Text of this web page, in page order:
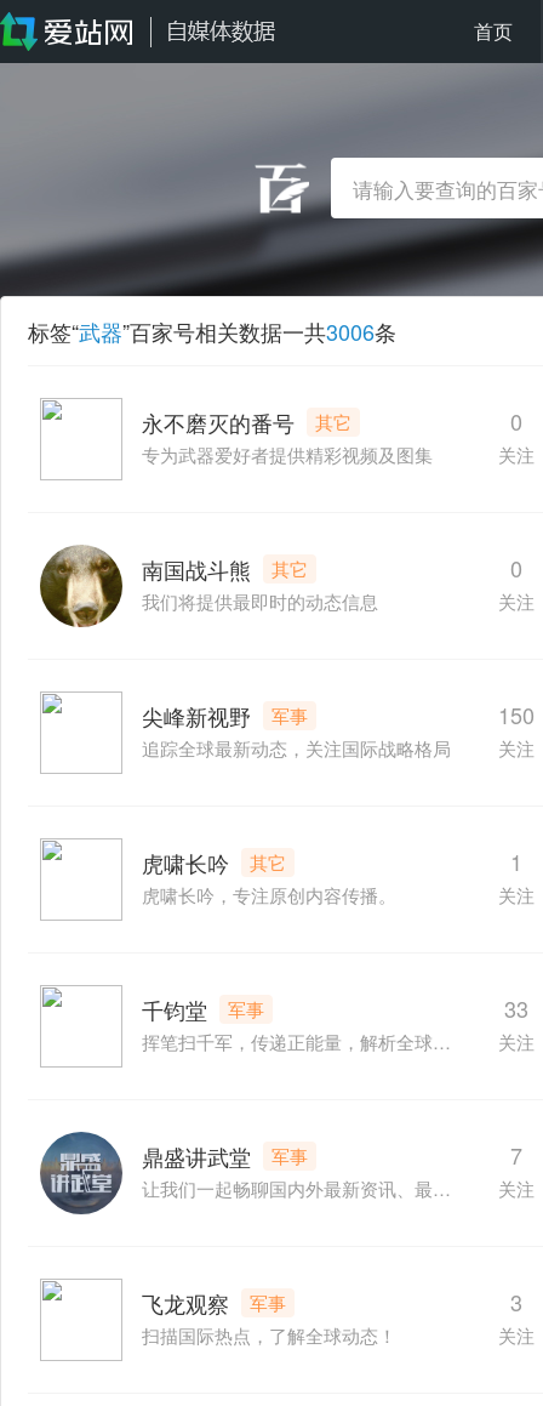
首页
标签“武器”百家号相关数据一共3006条
永不磨灭的番号
其它
专为武器爱好者提供精彩视频及图集
0
关注
南国战斗熊
其它
我们将提供最即时的动态信息
0
关注
尖峰新视野
军事
追踪全球最新动态，关注国际战略格局
150
关注
虎啸长吟
其它
虎啸长吟，专注原创内容传播。
1
关注
千钧堂
军事
挥笔扫千军，传递正能量，解析全球热点军情
33
关注
鼎盛讲武堂
军事
让我们一起畅聊国内外最新资讯、最前沿动态
7
关注
飞龙观察
军事
扫描国际热点，了解全球动态！
3
关注